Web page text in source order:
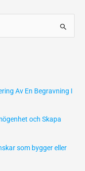
Av En Begravning I
och Skapa
som bygger eller